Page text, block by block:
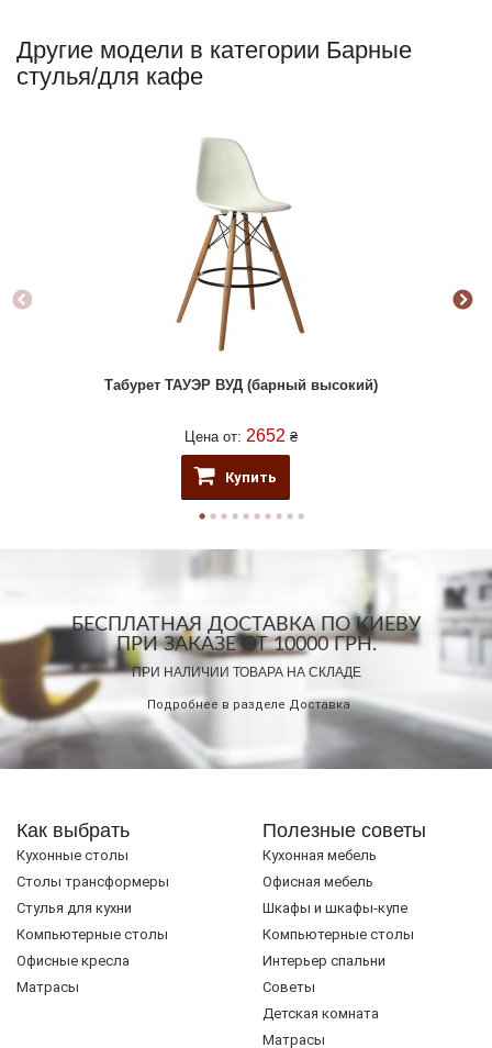
Другие модели в категории Барные
стулья/для кафе
Табурет ТАУЭР ВУД (барный высокий)
Цена от: 2652 ₴
Купить
БЕСПЛАТНАЯ ДОСТАВКА ПО КИЕВУ
ПРИ ЗАКАЗЕ ОТ 10000 ГРН.
ПРИ НАЛИЧИИ ТОВАРА НА СКЛАДЕ
Подробнее в разделе Доставка
Как выбрать
Кухонные столы
Cтолы трансформеры
Стулья для кухни
Компьютерные столы
Офисные кресла
Матрасы
Полезные советы
Кухонная мебель
Офисная мебель
Шкафы и шкафы-купе
Компьютерные столы
Интерьер спальни
Советы
Детская комната
Матрасы